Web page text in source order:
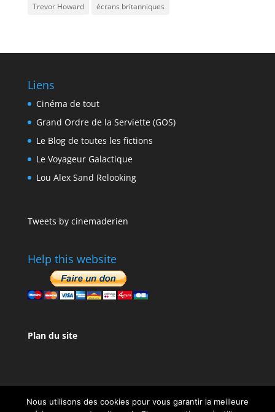
Trevor Howard
écrans britanniques
Liens
Cinéma de tout
Grand Ordre de la Serviette (GOS)
Le Blog de toutes les fictions
Le Voyageur Galactique
Lou Alex Sand Relooking
Tweets by cinemaderien
Help this website
Plan du site
Nous utilisons des cookies pour vous garantir la meilleure